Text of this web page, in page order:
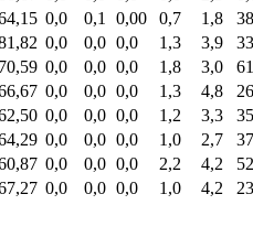
0,0 0,1 0,00 0,7 1,8
0,0 0,0 0,0 1,3 3,9
70,59 0,0 0,0 0,0 1,8 3,0
0,0 0,0 0,0 1,3 4,8
0,0 0,0 0,0 1,2 3,3
0,0 0,0 0,0 1,0 2,7
0,0 0,0 0,0 2,2 4,2
0,0 0,0 0,0 1,0 4,2